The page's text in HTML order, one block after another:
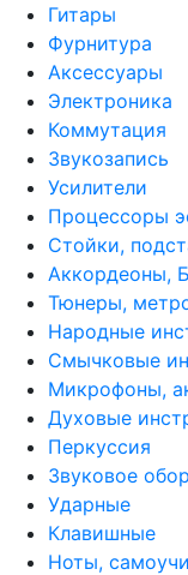
Гитары
Фурнитура
Аксессуары
Электроника
Коммутация
Звукозапись
Усилители
Процессоры
Стойки,
Аккордеоны,
Тюнеры,
Народные
Смычковые
Микрофоны,
Духовые
Перкуссия
Звуковое
Ударные
Клавишные
Ноты,